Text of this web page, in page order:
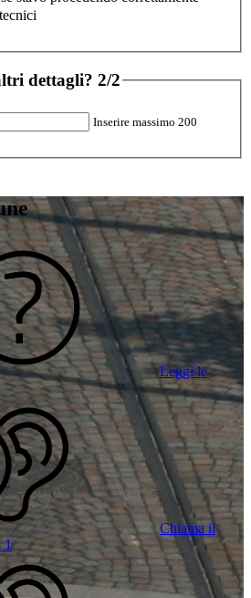
dettagli? 2/2
Inserire massimo 200
Leggi le
Chiama il
1